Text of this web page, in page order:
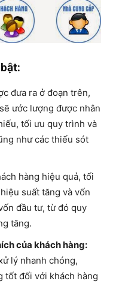
đưa ra ở đoạn trên,
ước lượng được nhân
tối ưu quy trình và
như các thiếu sót
hàng hiệu quả, tối
suất tăng và vốn
đầu tư, từ đó quy
tăng.
của khách hàng:
lý nhanh chóng,
tốt đối với khách hàng